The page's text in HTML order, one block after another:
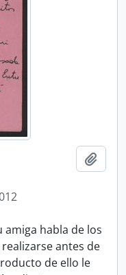
amiga habla de los
antes de
de ello le